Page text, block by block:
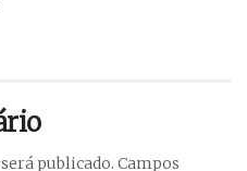
publicado. Campos